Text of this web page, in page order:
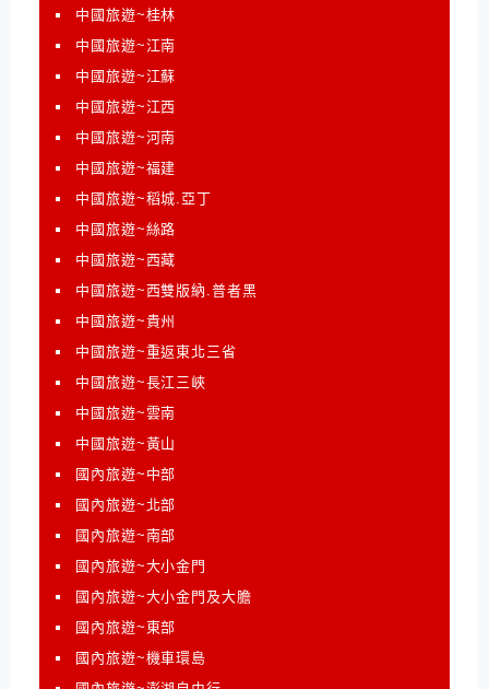
中國旅遊~桂林
中國旅遊~江南
中國旅遊~江蘇
中國旅遊~江西
中國旅遊~河南
中國旅遊~福建
中國旅遊~稻城.亞丁
中國旅遊~絲路
中國旅遊~西藏
中國旅遊~西雙版納.普者黑
中國旅遊~貴州
中國旅遊~重返東北三省
中國旅遊~長江三峽
中國旅遊~雲南
中國旅遊~黃山
國內旅遊~中部
國內旅遊~北部
國內旅遊~南部
國內旅遊~大小金門
國內旅遊~大小金門及大膽
國內旅遊~東部
國內旅遊~機車環島